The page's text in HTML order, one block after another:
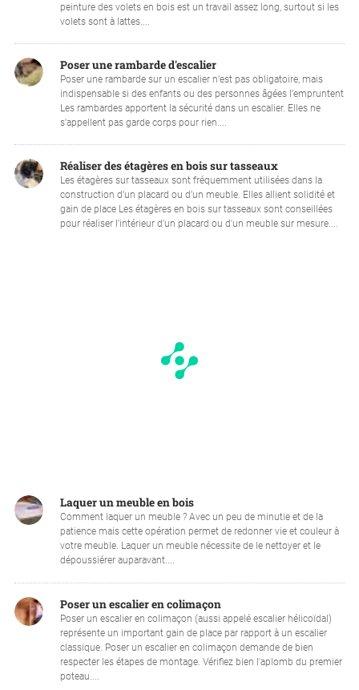
peinture des volets en bois est un travail assez long, surtout si les
volets sont à lattes....
Poser une rambarde d'escalier
Poser une rambarde sur un escalier n’est pas obligatoire, mais
indispensable si des enfants ou des personnes âgées l’empruntent
Les rambardes apportent la sécurité dans un escalier. Elles ne
s'appellent pas garde corps pour rien....
Réaliser des étagères en bois sur tasseaux
Les étagères sur tasseaux sont fréquemment utilisées dans la
construction d’un placard ou d’un meuble. Elles allient solidité et
gain de place Les étagères en bois sur tasseaux sont conseillées
pour réaliser l'intérieur d'un placard ou d'un meuble sur mesure....
Laquer un meuble en bois
Comment laquer un meuble ? Avec un peu de minutie et de la
patience mais cette opération permet de redonner vie et couleur à
votre meuble. Laquer un meuble nécessite de le nettoyer et le
dépoussiérer auparavant....
Poser un escalier en colimaçon
Poser un escalier en colimaçon (aussi appelé escalier hélicoïdal)
représente un important gain de place par rapport à un escalier
classique. Poser un escalier en colimaçon demande de bien
respecter les étapes de montage. Vérifiez bien l'aplomb du premier
poteau....